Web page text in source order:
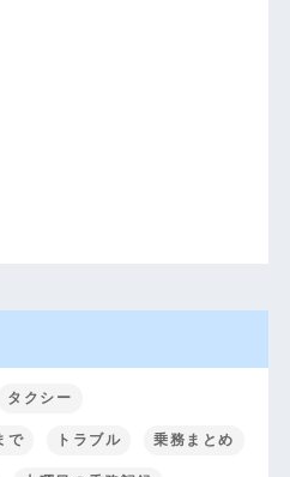
タクシー
で トラブル 乗務まとめ